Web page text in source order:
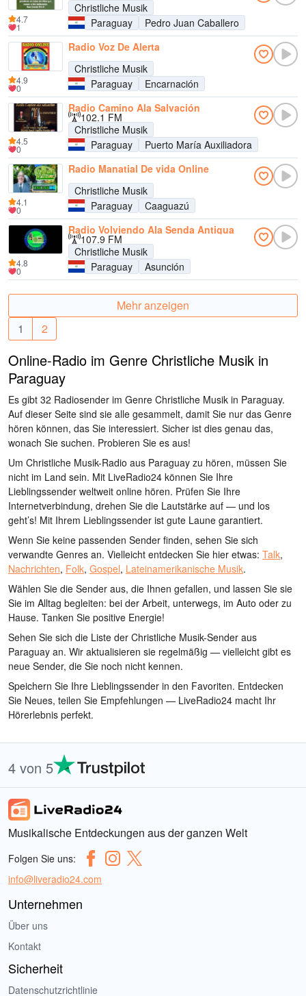
Christliche Musik
Paraguay
Pedro Juan Caballero
4.7
1
Radio Voz De Alerta
Christliche Musik
Paraguay
Encarnación
4.9
0
Radio Camino Ala Salvación
102.1 FM
Christliche Musik
Paraguay
Puerto María Auxiliadora
4.5
0
Radio Manatial De vida Online
Christliche Musik
Paraguay
Caaguazú
4.1
0
Radio Volviendo Ala Senda Antigua
107.9 FM
Christliche Musik
Paraguay
Asunción
4.8
0
Mehr anzeigen
1
2
Online-Radio im Genre Christliche Musik in
Paraguay
Es gibt 32 Radiosender im Genre Christliche Musik in Paraguay.
Auf dieser Seite sind sie alle gesammelt, damit Sie nur das Genre
hören können, das Sie interessiert. Sicher ist dies genau das,
wonach Sie suchen. Probieren Sie es aus!
Um Christliche Musik-Radio aus Paraguay zu hören, müssen Sie
nicht im Land sein. Mit LiveRadio24 können Sie Ihre
Lieblingssender weltweit online hören. Prüfen Sie Ihre
Internetverbindung, drehen Sie die Lautstärke auf — und los
geht’s! Mit Ihrem Lieblingssender ist gute Laune garantiert.
Wenn Sie keine passenden Sender finden, sehen Sie sich
verwandte Genres an. Vielleicht entdecken Sie hier etwas: Talk,
Nachrichten, Folk, Gospel, Lateinamerikanische Musik.
Wählen Sie die Sender aus, die Ihnen gefallen, und lassen Sie sie
Sie im Alltag begleiten: bei der Arbeit, unterwegs, im Auto oder zu
Hause. Tanken Sie positive Energie!
Sehen Sie sich die Liste der Christliche Musik-Sender aus
Paraguay an. Wir aktualisieren sie regelmäßig — vielleicht gibt es
neue Sender, die Sie noch nicht kennen.
Speichern Sie Ihre Lieblingssender in den Favoriten. Entdecken
Sie Neues, teilen Sie Empfehlungen — LiveRadio24 macht Ihr
Hörerlebnis perfekt.
4 von 5
Musikalische Entdeckungen aus der ganzen Welt
Folgen Sie uns:
info@liveradio24.com
Unternehmen
Über uns
Kontakt
Sicherheit
Datenschutzrichtlinie